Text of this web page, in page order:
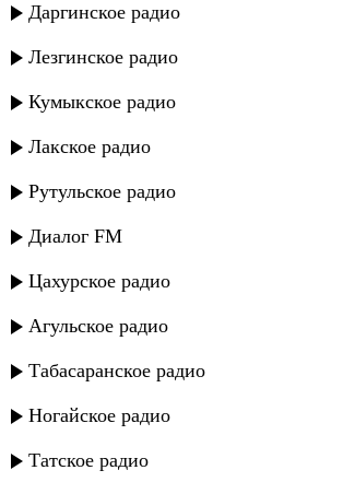
Даргинское радио
Лезгинское радио
Кумыкское радио
Лакское радио
Рутульское радио
Диалог FM
Цахурское радио
Агульское радио
Табасаранское радио
Ногайское радио
Татское радио
Абдула Мирзакеримов -
Абдула Мирзакеримов - Салам
Абдула Мирзакеримов - Сабур тув
Абдула Мирзакеримов - Наз наз
Абдула Мирзакеримов -
йиз яр
Абдула Мирзакеримов - Кисман